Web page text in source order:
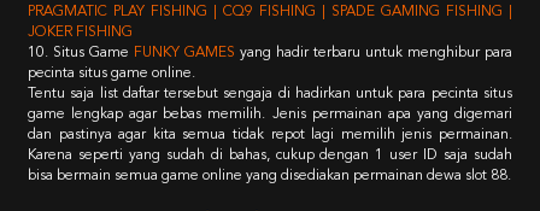
PRAGMATIC PLAY FISHING | CQ9 FISHING | SPADE GAMING FISHING |
JOKER FISHING
10. Situs Game FUNKY GAMES yang hadir terbaru untuk menghibur para
pecinta situs game online.
Tentu saja list daftar tersebut sengaja di hadirkan untuk para pecinta situs
game lengkap agar bebas memilih. Jenis permainan apa yang digemari
dan pastinya agar kita semua tidak repot lagi memilih jenis permainan.
Karena seperti yang sudah di bahas, cukup dengan 1 user ID saja sudah
bisa bermain semua game online yang disediakan permainan dewa slot 88.